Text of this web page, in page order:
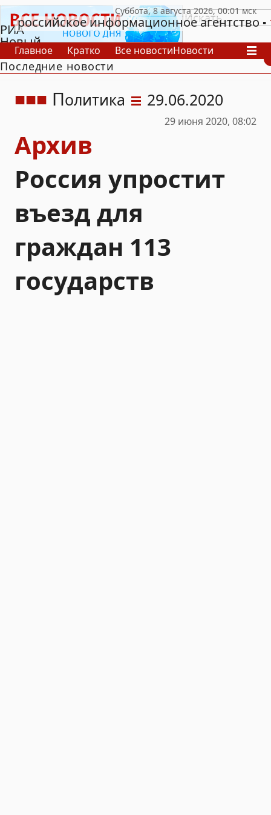
РИА
Новый
День
российское информационное агентство
Главное Кратко Все новостиНовости
В России
В мире
Последние новости
Политика 29.06.2020
29 июня 2020, 08:02
Архив
Россия упростит
въезд для
граждан 113
государств